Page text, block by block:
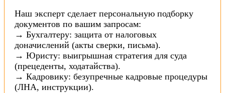
Наш эксперт сделает персональную подборку
документов по вашим запросам:
→ Бухгалтеру: защита от налоговых
доначислений (акты сверки, письма).
→ Юристу: выигрышная стратегия для суда
(прецеденты, ходатайства).
→ Кадровику: безупречные кадровые процедуры
(ЛНА, инструкции).